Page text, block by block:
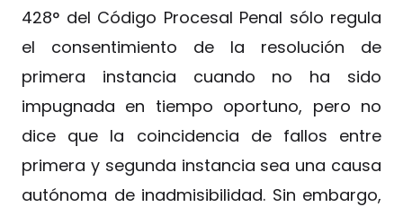
428° del Código Procesal Penal sólo regula
el consentimiento de la resolución de
primera instancia cuando no ha sido
impugnada en tiempo oportuno, pero no
dice que la coincidencia de fallos entre
primera y segunda instancia sea una causa
autónoma de inadmisibilidad. Sin embargo,